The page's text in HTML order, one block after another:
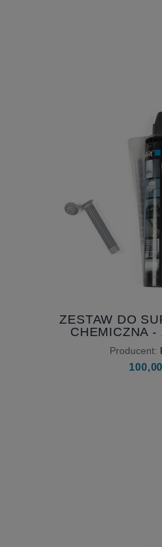
ZESTAW DO
CHEMICZNA -
Producent: